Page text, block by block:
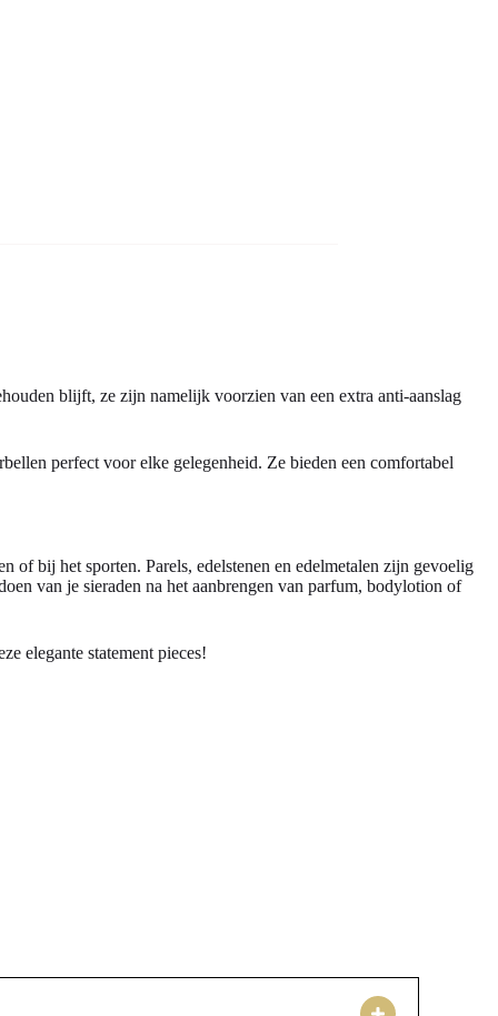
blijft, ze zijn namelijk voorzien van een extra anti-aanslag
perfect voor elke gelegenheid. Ze bieden een comfortabel
of bij het sporten. Parels, edelstenen en edelmetalen zijn gevoelig
van je sieraden na het aanbrengen van parfum, bodylotion of
elegante statement pieces!